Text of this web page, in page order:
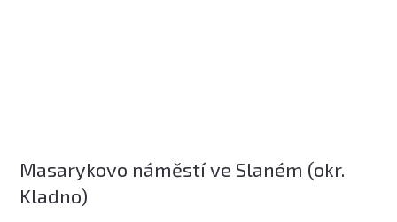
Masarykovo náměstí ve Slaném (okr.
Kladno)